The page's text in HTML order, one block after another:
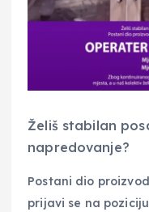
Želiš stabilan
napredovanje?
Postani dio
prijavi se na